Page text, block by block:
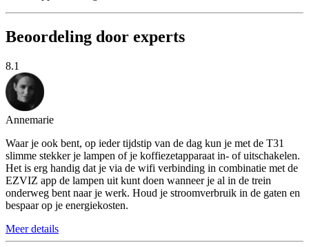
Beoordeling door experts
8.1
Annemarie
Waar je ook bent, op ieder tijdstip van de dag kun je met de T31
slimme stekker je lampen of je koffiezetapparaat in- of uitschakelen.
Het is erg handig dat je via de wifi verbinding in combinatie met de
EZVIZ app de lampen uit kunt doen wanneer je al in de trein
onderweg bent naar je werk. Houd je stroomverbruik in de gaten en
bespaar op je energiekosten.
Meer details